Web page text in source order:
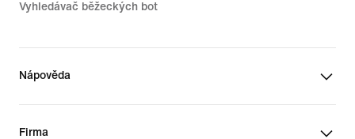
Vyhledávač běžeckých bot
Nápověda
Firma